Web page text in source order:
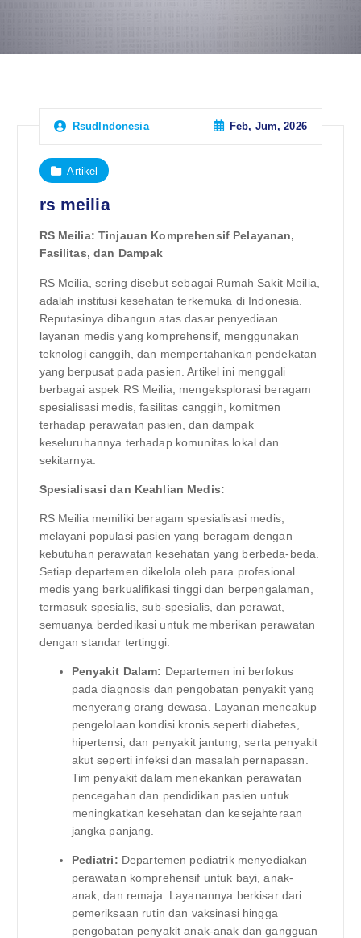
RsudIndonesia Feb, Jum, 2026
Artikel
rs meilia
RS Meilia: Tinjauan Komprehensif Pelayanan,
Fasilitas, dan Dampak
RS Meilia, sering disebut sebagai Rumah Sakit Meilia,
adalah institusi kesehatan terkemuka di Indonesia.
Reputasinya dibangun atas dasar penyediaan
layanan medis yang komprehensif, menggunakan
teknologi canggih, dan mempertahankan pendekatan
yang berpusat pada pasien. Artikel ini menggali
berbagai aspek RS Meilia, mengeksplorasi beragam
spesialisasi medis, fasilitas canggih, komitmen
terhadap perawatan pasien, dan dampak
keseluruhannya terhadap komunitas lokal dan
sekitarnya.
Spesialisasi dan Keahlian Medis:
RS Meilia memiliki beragam spesialisasi medis,
melayani populasi pasien yang beragam dengan
kebutuhan perawatan kesehatan yang berbeda-beda.
Setiap departemen dikelola oleh para profesional
medis yang berkualifikasi tinggi dan berpengalaman,
termasuk spesialis, sub-spesialis, dan perawat,
semuanya berdedikasi untuk memberikan perawatan
dengan standar tertinggi.
Penyakit Dalam: Departemen ini berfokus
pada diagnosis dan pengobatan penyakit yang
menyerang orang dewasa. Layanan mencakup
pengelolaan kondisi kronis seperti diabetes,
hipertensi, dan penyakit jantung, serta penyakit
akut seperti infeksi dan masalah pernapasan.
Tim penyakit dalam menekankan perawatan
pencegahan dan pendidikan pasien untuk
meningkatkan kesehatan dan kesejahteraan
jangka panjang.
Pediatri: Departemen pediatrik menyediakan
perawatan komprehensif untuk bayi, anak-
anak, dan remaja. Layanannya berkisar dari
pemeriksaan rutin dan vaksinasi hingga
pengobatan penyakit anak-anak dan gangguan